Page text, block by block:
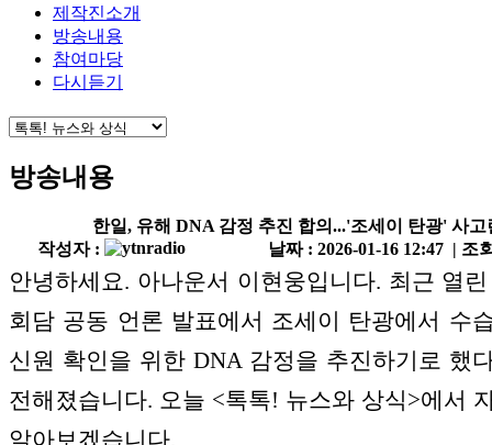
제작진소개
방송내용
참여마당
다시듣기
방송내용
한일, 유해 DNA 감정 추진 합의...'조세이 탄광' 사고
작성자 :
날짜 : 2026-01-16 12:47 | 조
안녕하세요. 아나운서 이현웅입니다. 최근 열
회담 공동 언론 발표에서 조세이 탄광에서 수
신원 확인을 위한 DNA 감정을 추진하기로 했
전해졌습니다. 오늘 <톡톡! 뉴스와 상식>에서